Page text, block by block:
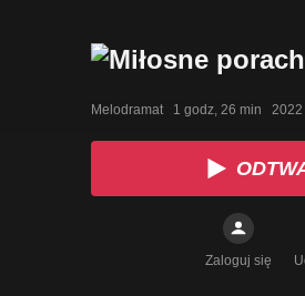
Melodramat   1 godz, 26 min   2022
Zaloguj się